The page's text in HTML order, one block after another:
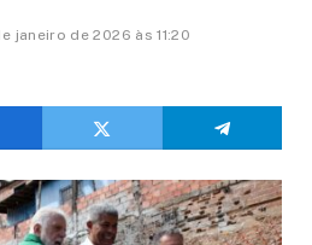
janeiro de 2026 às 11:20